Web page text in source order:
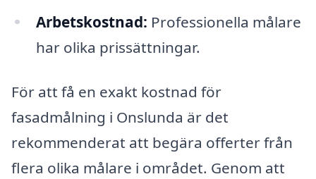
Arbetskostnad: Professionella målare
har olika prissättningar.
För att få en exakt kostnad för
fasadmålning i Onslunda är det
rekommenderat att begära offerter från
flera olika målare i området. Genom att